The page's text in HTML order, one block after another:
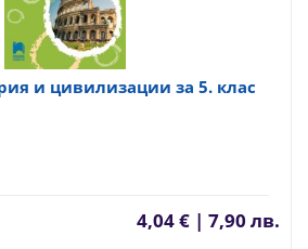
и цивилизации за 5. клас
4,04 € | 7,90 лв.